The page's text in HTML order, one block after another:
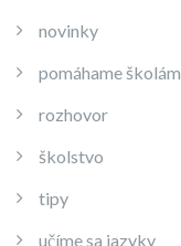
novinky
pomáhame školám
rozhovor
školstvo
tipy
učíme sa jazyky